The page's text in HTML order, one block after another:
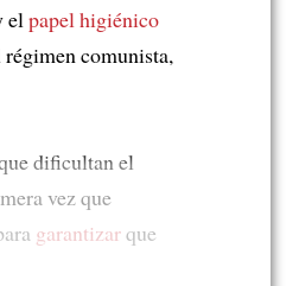
elpapel higiénico
régimen comunista,
dificultan el
vez que
garantizarque